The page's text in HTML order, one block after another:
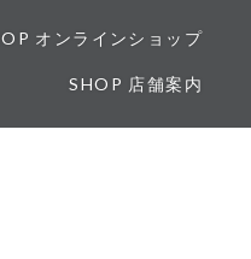
オンラインショップ
SHOP 店舗案内